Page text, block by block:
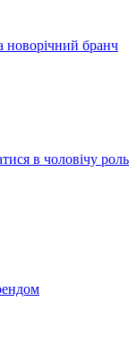
новорічний бранч
в чоловічу роль